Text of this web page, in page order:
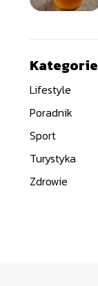
Kategorie
Lifestyle
Poradnik
Sport
Turystyka
Zdrowie